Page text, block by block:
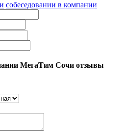
собеседовании в компании
МегаТим Сочи отзывы